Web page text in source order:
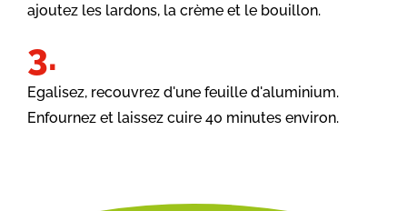
ajoutez les lardons, la crème et le bouillon.
Egalisez, recouvrez d'une feuille d'aluminium.
Enfournez et laissez cuire 40 minutes environ.